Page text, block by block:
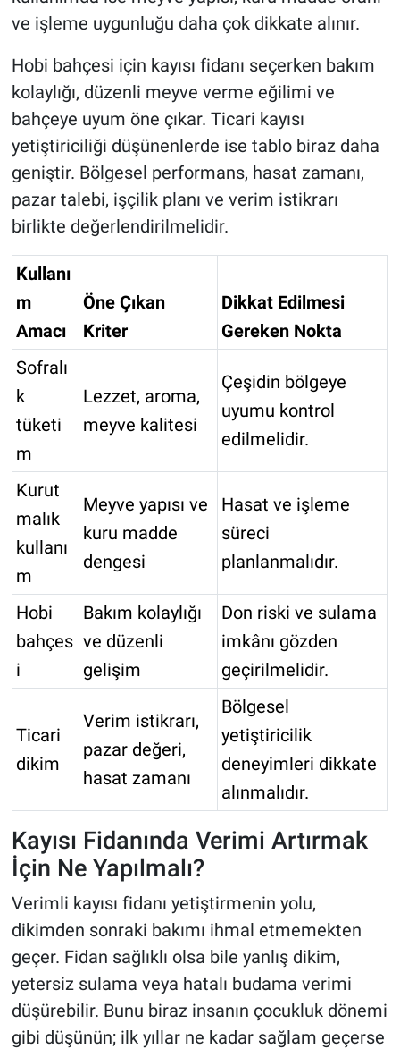
ve işleme uygunluğu daha çok dikkate alınır.
Hobi bahçesi için kayısı fidanı seçerken bakım
kolaylığı, düzenli meyve verme eğilimi ve
bahçeye uyum öne çıkar. Ticari kayısı
yetiştiriciliği düşünenlerde ise tablo biraz daha
geniştir. Bölgesel performans, hasat zamanı,
pazar talebi, işçilik planı ve verim istikrarı
birlikte değerlendirilmelidir.
Kullanı
m
Amacı
Öne Çıkan
Kriter
Dikkat Edilmesi
Gereken Nokta
Sofralı
k
tüketi
m
Lezzet, aroma,
meyve kalitesi
Çeşidin bölgeye
uyumu kontrol
edilmelidir.
Kurut
malık
kullanı
m
Meyve yapısı ve
kuru madde
dengesi
Hasat ve işleme
süreci
planlanmalıdır.
Hobi
bahçes
i
Bakım kolaylığı
ve düzenli
gelişim
Don riski ve sulama
imkânı gözden
geçirilmelidir.
Ticari
dikim
Verim istikrarı,
pazar değeri,
hasat zamanı
Bölgesel
yetiştiricilik
deneyimleri dikkate
alınmalıdır.
Kayısı Fidanında Verimi Artırmak
İçin Ne Yapılmalı?
Verimli kayısı fidanı yetiştirmenin yolu,
dikimden sonraki bakımı ihmal etmemekten
geçer. Fidan sağlıklı olsa bile yanlış dikim,
yetersiz sulama veya hatalı budama verimi
düşürebilir. Bunu biraz insanın çocukluk dönemi
gibi düşünün; ilk yıllar ne kadar sağlam geçerse